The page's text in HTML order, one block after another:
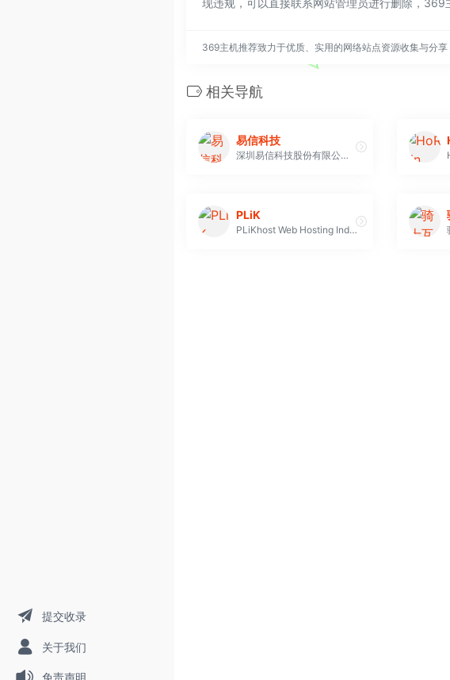
提交收录
关于我们
免责声明
现违规，可以直接联系网站管理员进行删除，369
369主机推荐致力于优质、实用的网络站点资源收集与分享
相关导航
易信科技
深圳易信科技股份有限公司自2004年成立以来，一直深耕数据中心行业领域，致力于打造“绿色节能数据中心”。 易信科技业务涵盖：数据中心服务器租用/托管、机柜定制、机房大带宽、IDC增值服务和数据中心节能产品及解决方案
PLiK
PLiKhost Web Hosting Indonesia 从事网络托管业务已有 18 年多，在提供可靠且以客户为中心的网络托管服务方面积累了丰富的专业知识和经验。多年来，我们一直尽最大努力尽可能根据客户的实际需求提供产品。我们所有的产品都经过精心配置，以确保质量和价格之间的成本效益组合